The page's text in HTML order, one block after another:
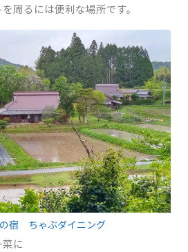
周るには便利な場所です。
宿 ちゃぶダイニング
に